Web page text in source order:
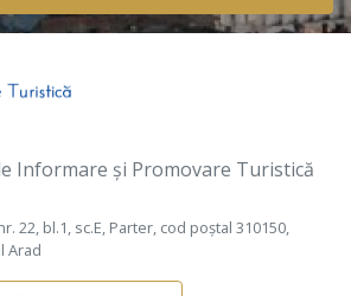
Informare și Promovare Turistică
22, bl.1, sc.E, Parter, cod poștal 310150,
Arad